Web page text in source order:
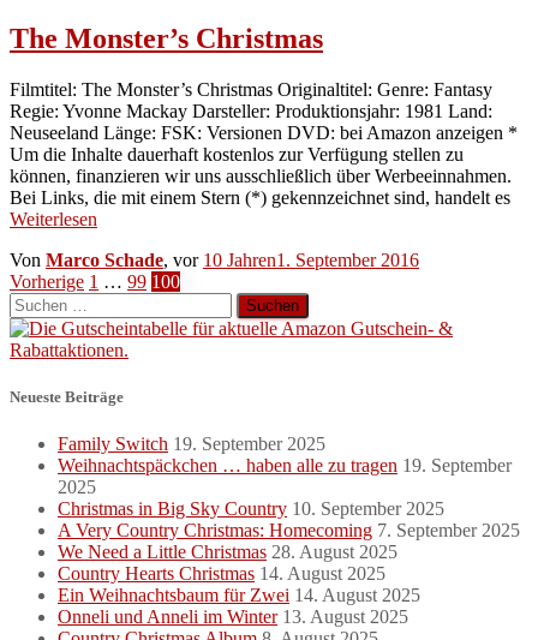
The Monster’s Christmas
Filmtitel: The Monster’s Christmas Originaltitel: Genre: Fantasy
Regie: Yvonne Mackay Darsteller: Produktionsjahr: 1981 Land:
Neuseeland Länge: FSK: Versionen DVD: bei Amazon anzeigen *
Um die Inhalte dauerhaft kostenlos zur Verfügung stellen zu
können, finanzieren wir uns ausschließlich über Werbeeinnahmen.
Bei Links, die mit einem Stern (*) gekennzeichnet sind, handelt es
Weiterlesen
Von Marco Schade, vor 10 Jahren1. September 2016
Seitennummerierung
der
Beiträge
Vorherige 1 … 99 100
Suchen
nach:
Neueste Beiträge
Family Switch 19. September 2025
Weihnachtspäckchen … haben alle zu tragen 19. September
2025
Christmas in Big Sky Country 10. September 2025
A Very Country Christmas: Homecoming 7. September 2025
We Need a Little Christmas 28. August 2025
Country Hearts Christmas 14. August 2025
Ein Weihnachtsbaum für Zwei 14. August 2025
Onneli und Anneli im Winter 13. August 2025